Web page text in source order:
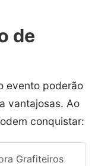
de
evento poderão
vantajosas. Ao
conquistar:
Grafiteiros